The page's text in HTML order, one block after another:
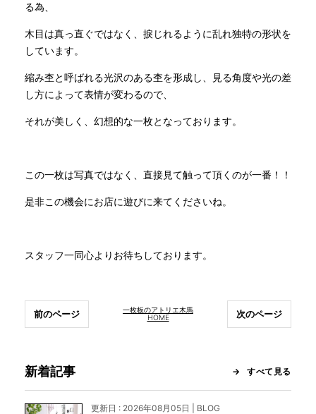
る為、
木目は真っ直ぐではなく、捩じれるように乱れ独特の形状を
しています。
縮み杢と呼ばれる光沢のある杢を形成し、見る角度や光の差
し方によって表情が変わるので、
それが美しく、幻想的な一枚となっております。
この一枚は写真ではなく、直接見て触って頂くのが一番！！
是非この機会にお店に遊びに来てくださいね。
スタッフ一同心よりお待ちしております。
一枚板のアトリエ木馬
HOME
前のページ 次のページ
新着記事 すべて見る
更新日 : 2026年08月05日 | BLOG